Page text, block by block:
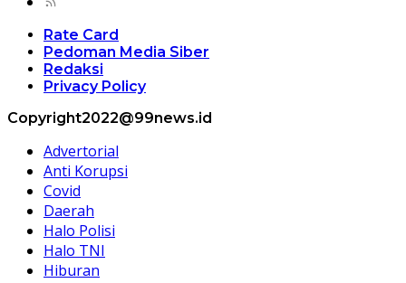
Rate Card
Pedoman Media Siber
Redaksi
Privacy Policy
Copyright2022@99news.id
Advertorial
Anti Korupsi
Covid
Daerah
Halo Polisi
Halo TNI
Hiburan